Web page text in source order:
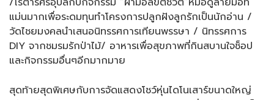
แม่นมากเพื่อระดมทุนทำโครงการปลูกฝังลูกรักเป็นนักอ่าน /
วัดไชยมงคลนำเสนอนิทรรศการเทียนพรรษา / นิทรรศการ
DIY จากชมรมรักป่าไม้/ อาหารเพื่อสุขภาพที่กินสบานใจช็อป
และกิจกรรมอื่นๆอีกมากมาย
สุดท้ายสุดพิเศษกับการจัดแสดงโชว์หุ่นไดโนเสาร์ขนาดใหญ่